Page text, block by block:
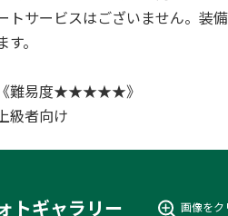
トサービスはございません。装
す。
《難易度★★★★★》
級者向け
トギャラリー 画像をク